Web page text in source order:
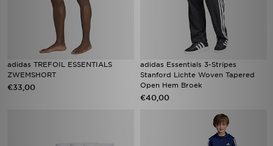
adidas TREFOIL ESSENTIALS
ZWEMSHORT
€33,00
adidas Essentials 3-Stripes
Stanford Lichte Woven Tapered
Open Hem Broek
€40,00